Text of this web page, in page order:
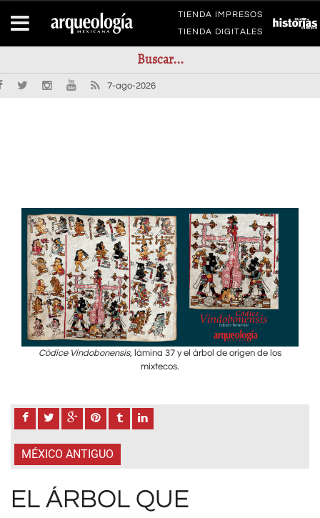
TIENDA IMPRESOS
TIENDA DIGITALES
7-ago-2026
Códice Vindobonensis, lámina 37 y el árbol de origen de los
mixtecos.
MÉXICO ANTIGUO
EL ÁRBOL QUE